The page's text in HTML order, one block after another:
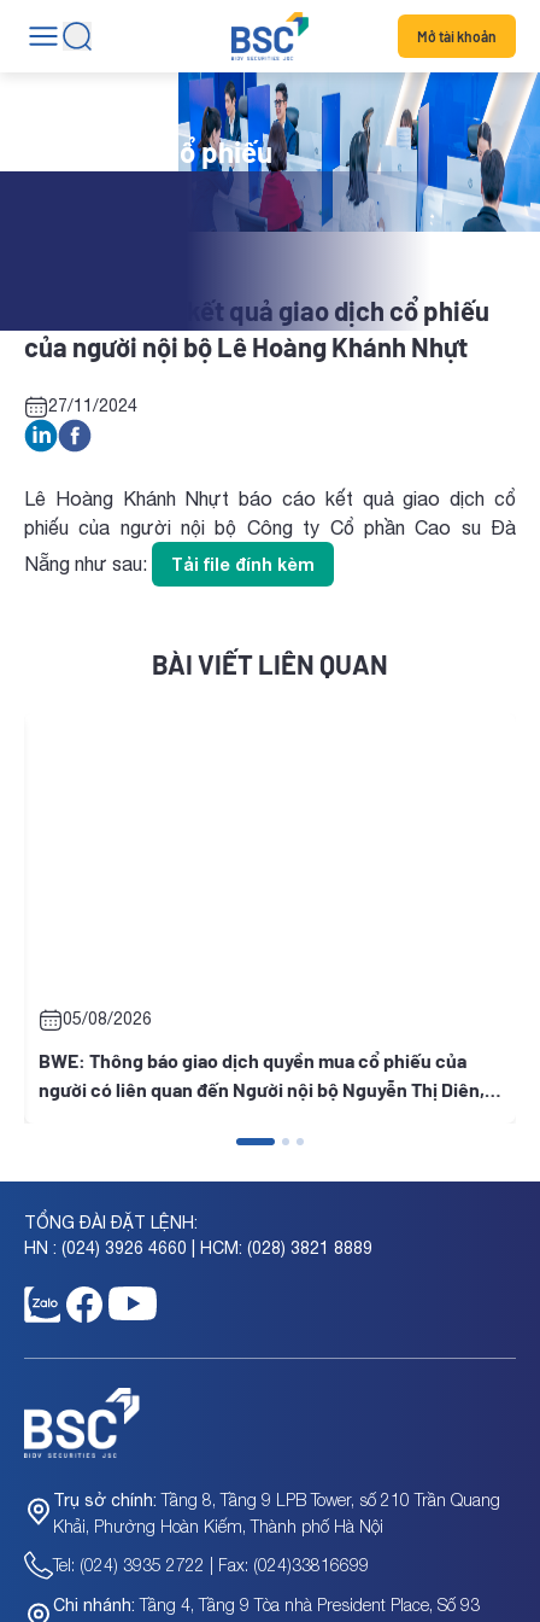
Mở tài khoản
Tin tức mã cổ phiếu
DRC: Báo cáo kết quả giao dịch cổ phiếu
của người nội bộ Lê Hoàng Khánh Nhựt
27/11/2024
Lê Hoàng Khánh Nhựt báo cáo kết quả giao dịch cổ
phiếu của người nội bộ Công ty Cổ phần Cao su Đà
Nẵng như sau:
Tải file đính kèm
BÀI VIẾT LIÊN QUAN
05/08/2026
BWE: Thông báo giao dịch quyền mua cổ phiếu của
người có liên quan đến Người nội bộ Nguyễn Thị Diên,
TỔNG ĐÀI ĐẶT LỆNH:
HN : (024) 3926 4660 | HCM: (028) 3821 8889
Trụ sở chính: Tầng 8, Tầng 9 LPB Tower, số 210 Trần Quang
Khải, Phường Hoàn Kiếm, Thành phố Hà Nội
Tel: (024) 3935 2722 | Fax: (024)33816699
Chi nhánh: Tầng 4, Tầng 9 Tòa nhà President Place, Số 93